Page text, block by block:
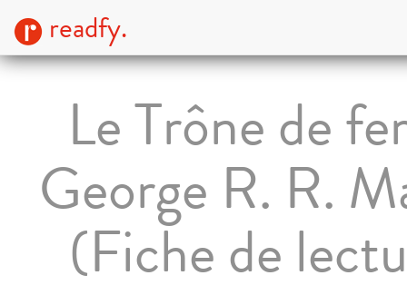
readfy.
Le Trône de
George R. R.
(Fiche de